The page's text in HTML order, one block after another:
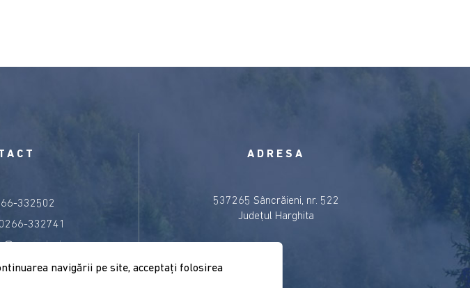
332502
0266-332741
ADRESA
537265 Sâncrăieni, nr. 522
Judeţul Harghita
navigării pe site, acceptaţi folosirea